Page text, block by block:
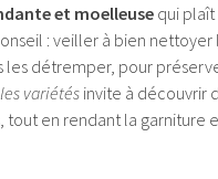
et moelleuse qui plaît
: veiller à bien nettoyer
les détremper, pour
variétésinvite à découvrir
tout en rendant la garniture